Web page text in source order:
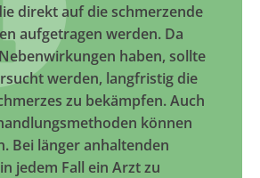
direkt auf die schmerzende
aufgetragen werden. Da
haben, sollte
werden, langfristig die
zu bekämpfen. Auch
können
Bei länger anhaltenden
jedem Fall ein Arzt zu